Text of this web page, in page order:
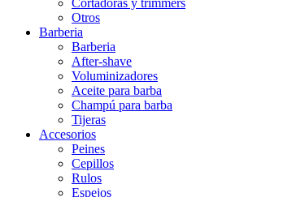
Otros
Barberia
Barberia
After-shave
Voluminizadores
Aceite para barba
Champú para barba
Tijeras
Accesorios
Peines
Cepillos
Rulos
Espejos